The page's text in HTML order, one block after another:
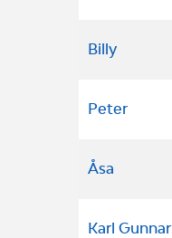
Billy
Peter
Åsa
Karl Gunnar